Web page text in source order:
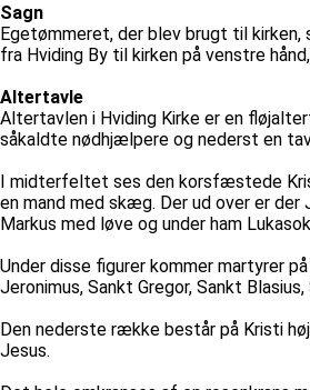
Sagn
Egetømmeret, der blev brugt til kirken,
fra Hviding By til kirken på venstre
Altertavle
Altertavlen i Hviding Kirke er en
såkaldte nødhjælpere og nederst en
I midterfeltet ses den korsfæstede
en mand med skæg. Der ud over er
Markus med løve og under ham
Under disse figurer kommer martyrer
Jeronimus, Sankt Gregor, Sankt
Den nederste række består på Kristi
Jesus.